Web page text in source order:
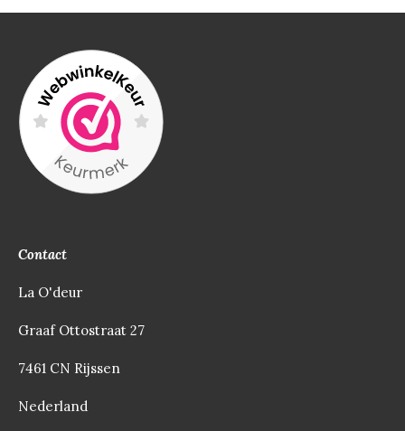
Contact
La O'deur
Graaf Ottostraat 27
7461 CN Rijssen
Nederland